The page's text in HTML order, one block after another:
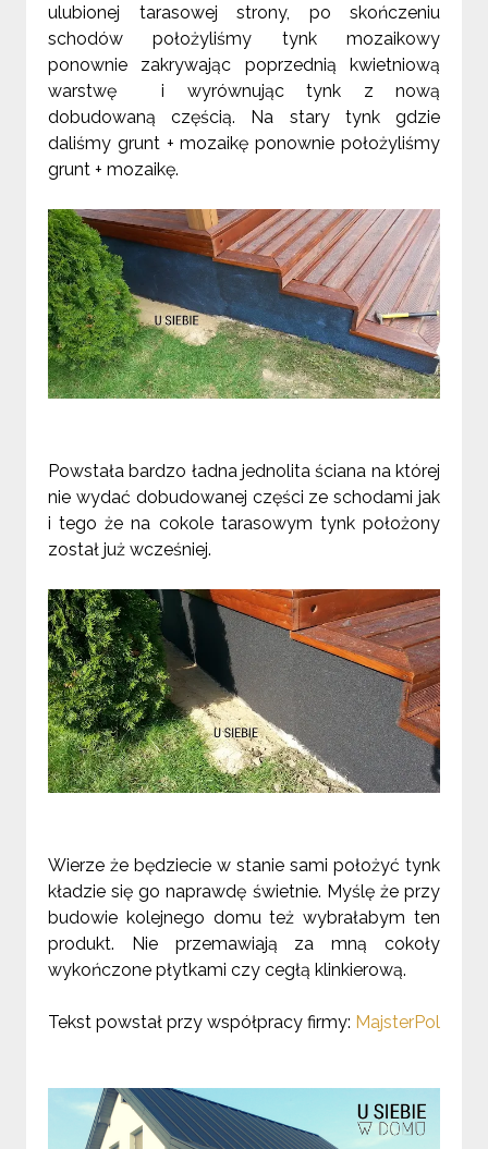
ulubionej tarasowej strony, po skończeniu
schodów położyliśmy tynk mozaikowy
ponownie zakrywając poprzednią kwietniową
warstwę
i wyrównując tynk z nową
dobudowaną częścią. Na stary tynk gdzie
daliśmy grunt + mozaikę ponownie położyliśmy
grunt + mozaikę.
Powstała bardzo ładna jednolita ściana na której
nie wydać dobudowanej części ze schodami jak
i tego że na cokole tarasowym tynk położony
został już wcześniej.
Wierze że będziecie w stanie sami położyć tynk
kładzie się go naprawdę świetnie. Myślę że przy
budowie kolejnego domu też wybrałabym ten
produkt. Nie przemawiają za mną cokoły
wykończone płytkami czy cegłą klinkierową.
Tekst powstał przy współpracy firmy: MajsterPol